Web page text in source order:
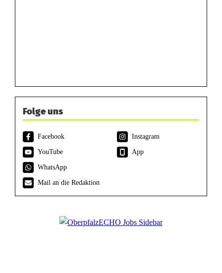
Folge uns
Facebook
Instagram
YouTube
App
WhatsApp
Mail an die Redaktion